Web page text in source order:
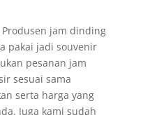
Produsen jam dinding
pakai jadi souvenir
pesanan jam
sesuai sama
serta harga yang
Juga kami sudah